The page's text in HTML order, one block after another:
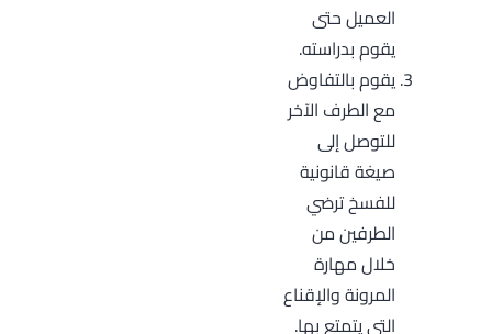
العميل حتى
يقوم بدراسته.
يقوم بالتفاوض
مع الطرف الآخر
للتوصل إلى
صيغة قانونية
للفسخ ترضي
الطرفين من
خلال مهارة
المرونة والإقناع
التي يتمتع بها.